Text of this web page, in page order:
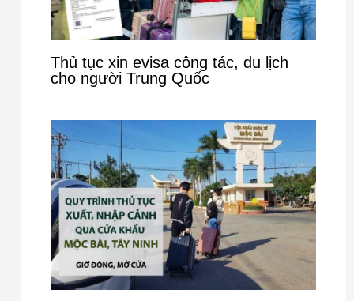
Thủ tục xin evisa công tác, du lịch
cho người Trung Quốc